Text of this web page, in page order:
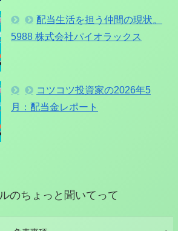
配当生活を担う仲間の現状。
5988 株式会社パイオラックス
コツコツ投資家の2026年5
月：配当金レポート
のちょっと聞いてって